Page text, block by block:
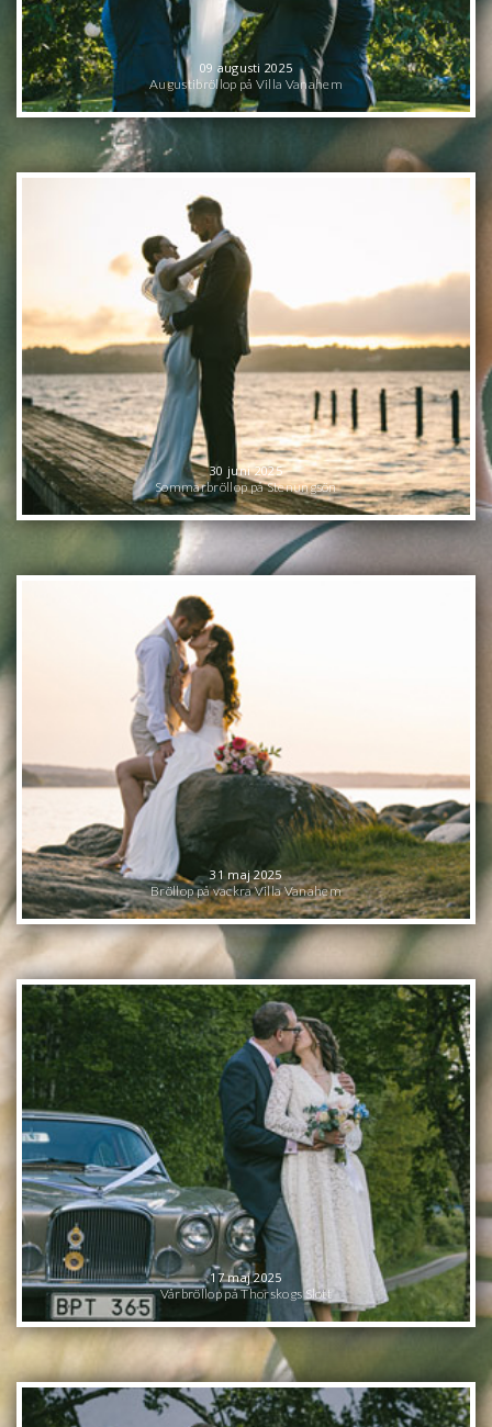
09 augusti 2025
Augustibröllop på Villa Vanahem
30 juni 2025
Sommarbröllop på Stenungsön
31 maj 2025
Bröllop på vackra Villa Vanahem
17 maj 2025
Vårbröllop på Thorskogs Slott